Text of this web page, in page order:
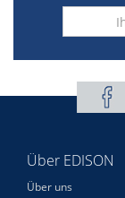
Über EDISON
Über uns